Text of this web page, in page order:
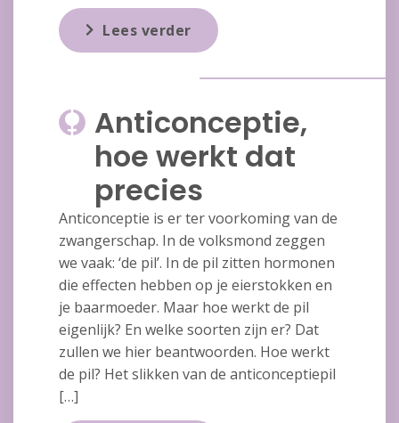
Lees verder
Anticonceptie,
hoe werkt dat
precies
Anticonceptie is er ter voorkoming van de
zwangerschap. In de volksmond zeggen
we vaak: ‘de pil’. In de pil zitten hormonen
die effecten hebben op je eierstokken en
je baarmoeder. Maar hoe werkt de pil
eigenlijk? En welke soorten zijn er? Dat
zullen we hier beantwoorden. Hoe werkt
de pil? Het slikken van de anticonceptiepil
[…]